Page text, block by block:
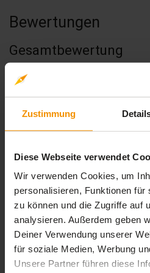
Zustimmung
Diese Webseite verwendet
Wir verwenden Cookies, um
personalisieren, Funktionen für
zu können und die Zugriffe auf
analysieren. Außerdem geben
Deiner Verwendung unserer
für soziale Medien, Werbung
Unsere Partner führen diese
Bewertungen
Gesamtbewertung
0
5 stars: 0
Bewertungen
4stars: 0
Bewertungen
3 stars: 0
Bewertungen